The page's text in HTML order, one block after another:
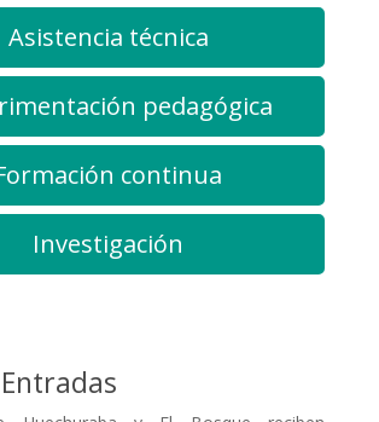
Asistencia técnica
pedagógica
continua
Investigación